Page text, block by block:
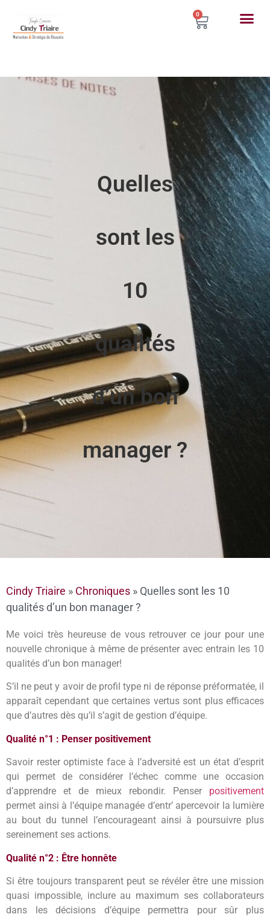
0
Quelles
sont les
10
qualités
d’un bon
manager ?
Cindy Triaire » Chroniques » Quelles sont les 10
qualités d’un bon manager ?
Me voici très heureuse de vous retrouver ce jour pour une
nouvelle chronique à même de présenter avec entrain les 10
qualités d’un bon manager!
S’il ne peut y avoir de profil type ni de réponse préformatée, il
apparaît cependant que certaines vertus sont plus efficaces
que d’autres dès qu’il s’agit de gestion d’équipe.
Qualité n°1 : Penser positivement
Savoir rester optimiste face à l’adversité est un état d’esprit
qui permet de considérer l’échec comme une occasion
d’apprendre et de mieux rebondir. Penser positivement
permet ainsi à l’équipe managée d’entr’ apercevoir la lumière
au bout du tunnel l’encourageant ainsi à poursuivre plus
sereinement ses actions.
Qualité n°2 : Être honnête
Si être toujours transparent peut se révéler être une mission
quasi impossible, inclure au maximum ses collaborateurs
dans les décisions d’équipe permettra pour sûr plus